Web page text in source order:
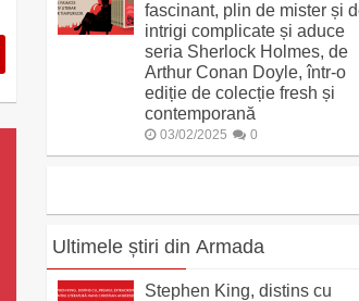
fascinant, plin de mister și
intrigi complicate și aduce
seria Sherlock Holmes, de
Arthur Conan Doyle, într-o
ediție de colecție fresh și
contemporană
03/02/2025 0
Ultimele știri din Armada
Stephen King, distins cu